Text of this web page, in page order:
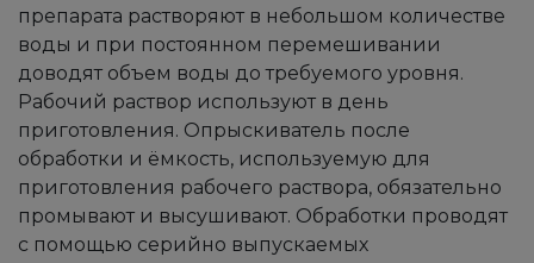
препарата растворяют в небольшом количестве
воды и при постоянном перемешивании
доводят объем воды до требуемого уровня.
Рабочий раствор используют в день
приготовления. Опрыскиватель после
обработки и ёмкость, используемую для
приготовления рабочего раствора, обязательно
промывают и высушивают. Обработки проводят
с помощью серийно выпускаемых